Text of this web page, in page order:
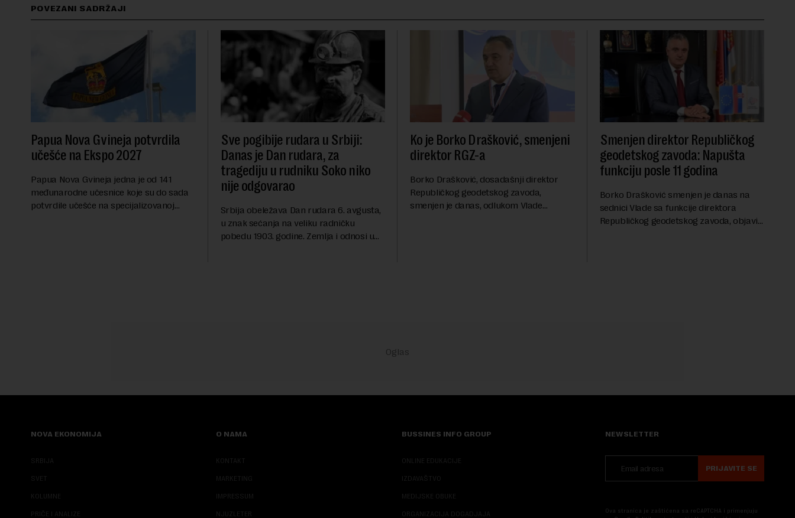
POVEZANI SADRŽAJI
Papua Nova Gvineja potvrdila
učešće na Ekspo 2027
Papua Nova Gvineja jedna je od 141
međunarodne učesnice koje su do sada
potvrdile učešće na specijalizovanoj
Sve pogibije rudara u Srbiji:
Danas je Dan rudara, za
tragediju u rudniku Soko niko
nije odgovarao
Srbija obeležava Dan rudara 6. avgusta,
u znak sećanja na veliku radničku
pobedu 1903. godine. Zemlja i odnosi u
Ko je Borko Drašković, smenjeni
direktor RGZ-a
Borko Drašković, dosadašnji direktor
Republičkog geodetskog zavoda,
smenjen je danas, odlukom Vlade
Smenjen direktor Republičkog
geodetskog zavoda: Napušta
funkciju posle 11 godina
Borko Drašković smenjen je danas na
sednici Vlade sa funkcije direktora
Republičkog geodetskog zavoda, objavio
NOVA EKONOMIJA
SRBIJA
SVET
KOLUMNE
PRIČE I ANALIZE
O NAMA
KONTAKT
MARKETING
IMPRESSUM
NJUZLETER
BUSSINES INFO GROUP
ONLINE EDUKACIJE
IZDAVAŠTVO
MEDIJSKE OBUKE
ORGANIZACIJA DOGADJAJA
NEWSLETTER
PRIJAVITE SE
Ova stranica je zaštićena sa reCAPTCHA i primenjuju